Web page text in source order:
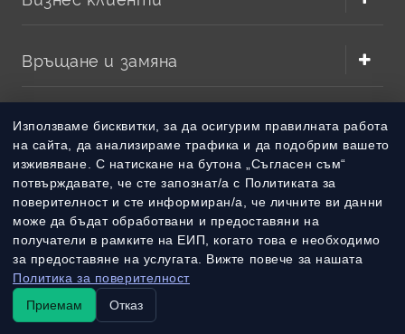
Използваме бисквитки, за да осигурим правилната работа
на сайта, да анализираме трафика и да подобрим вашето
изживяване. С натискане на бутона „Съгласен съм“
потвърждавате, че сте запознат/а с Политиката за
поверителност и сте информиран/а, че личните ви данни
може да бъдат обработвани и предоставяни на
получатели в рамките на ЕИП, когато това е необходимо
за предоставяне на услугата. Вижте повече за нашата
Политика за поверителност
Приемам
Отказ
Връщане и замяна
Методи на плащане
Методи на доставка
© 2010 – 2026 Всички права запазени
batterymarket.bg